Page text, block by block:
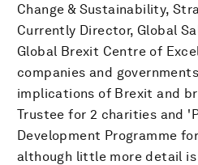
Change & Sustainability,
Currently Director, Global
Global Brexit Centre of
companies and
implications of Brexit and
Trustee for 2 charities and
Development Programme
although little more detail